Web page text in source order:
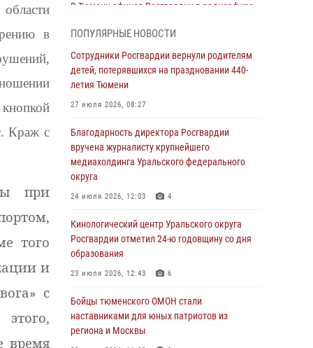
в
Краж с
при
того
и
с
время
В Тюмени офицер Росгвардии в радиоэфире
владения оружием
05 августа 2026, 09:56 2
Военнослужащие Росгвардии сбили дрон-
Стальной характер продемонстрировали
росгвардейцы в ходе масштабных
спортивных событий на Урале
05 августа 2026, 05:22
В Тюмени сотрудник Росгвардии во
внеслужебное время задержал виновника
ДТП
05 августа 2026, 05:15
Со 101-м Днём рождения поздравили
сотрудники Росгвардии труженицу тыла из
Тюмени
ПОПУЛЯРНЫЕ НОВОСТИ
Сотрудники Росгвардии вернули родителям
детей, потерявшихся на праздновании 440-
летия Тюмени
27 июля 2026, 08:27
Благодарность директора Росгвардии
вручена журналисту крупнейшего
медиахолдинга Уральского федерального
округа
24 июля 2026, 12:03 4
Кинологический центр Уральского округа
Росгвардии отметил 24-ю годовщину со дня
образования
23 июля 2026, 12:43 6
Бойцы тюменского ОМОН стали
наставниками для юных патриотов из
региона и Москвы